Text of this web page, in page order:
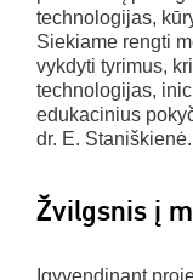
technologijas,
Siekiame rengti
vykdyti tyrimus,
technologijas,
edukacinius
dr. E. Staniškienė.
Žvilgsnis į
Įgyvendinant